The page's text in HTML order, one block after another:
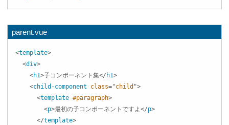
parent.vue
<template>
<div>
<h1>子コンポーネント集</ h1>
<child-component class="child ">
<template #paragraph>
<p>最初の子コンポーネントですよ</p>
</template>